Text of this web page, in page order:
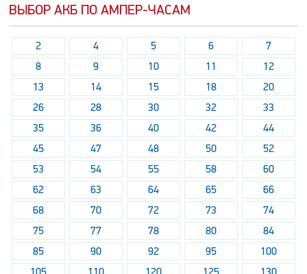
ВЫБОР АКБ ПО АМПЕР-ЧАСАМ
2 4 5 6
7
8
9 10 11
12
13
14 15 18
20
26
28 30 32
33
35
36 40 42
44
45
47 48 50
52
53
54 55 58
60
62
63 64 65
66
68
70 72 73
74
75
77 78 80
84
85
90 92 95
100